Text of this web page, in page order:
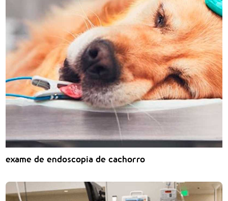
exame de endoscopia de cachorro